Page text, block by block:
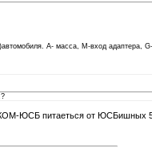
А- масса, М-вход адаптера, G-
ЮСБ питаеться от ЮСБишных 5